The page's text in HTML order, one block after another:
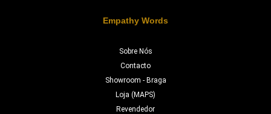
Empathy Words
Sobre Nós
Contacto
Showroom - Braga
Loja (MAPS)
Revendedor